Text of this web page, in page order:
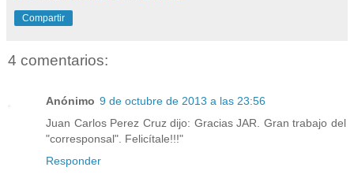
Compartir
4 comentarios:
Anónimo 9 de octubre de 2013 a las 23:56
Juan Carlos Perez Cruz dijo: Gracias JAR. Gran trabajo del
"corresponsal". Felicítale!!!"
Responder